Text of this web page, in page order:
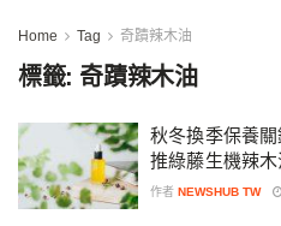
Home Tag 奇蹟辣木油
標籤: 奇蹟辣木油
秋冬換季保養
推綠藤生機辣木
作者 NEWSHUB TW